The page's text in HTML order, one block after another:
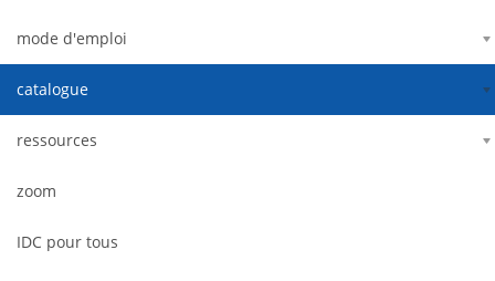
mode d'emploi
catalogue
ressources
zoom
IDC pour tous